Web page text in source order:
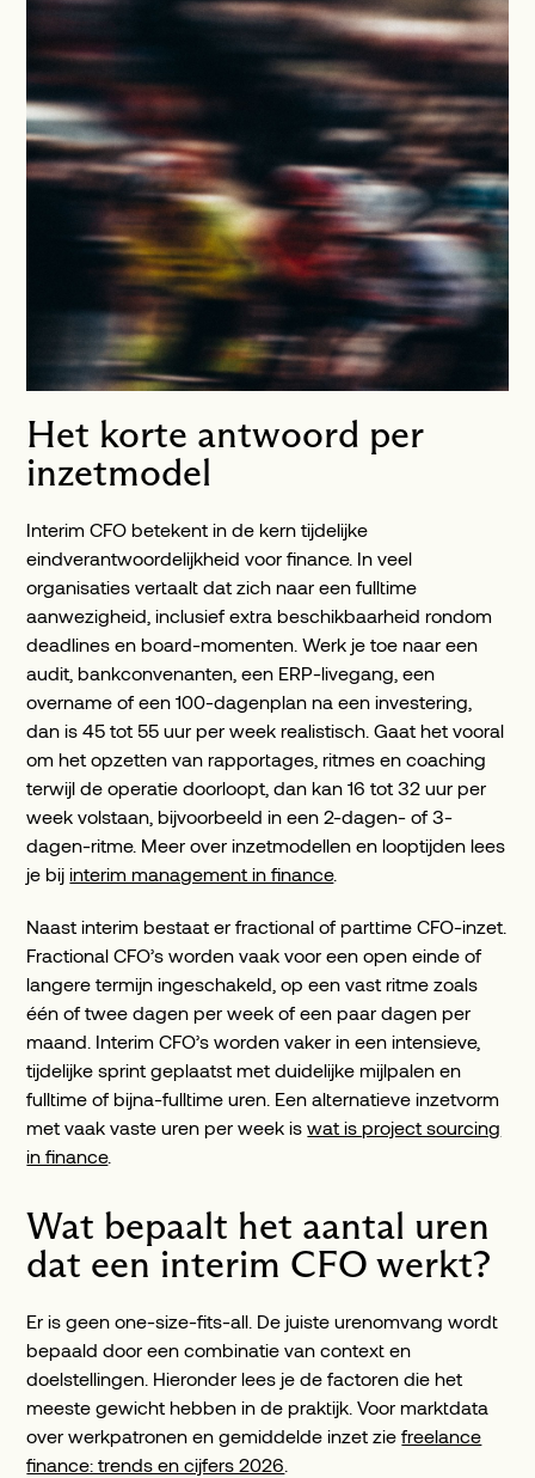
Het korte antwoord per
inzetmodel
Interim CFO betekent in de kern tijdelijke
eindverantwoordelijkheid voor finance. In veel
organisaties vertaalt dat zich naar een fulltime
aanwezigheid, inclusief extra beschikbaarheid rondom
deadlines en board-momenten. Werk je toe naar een
audit, bankconvenanten, een ERP-livegang, een
overname of een 100-dagenplan na een investering,
dan is 45 tot 55 uur per week realistisch. Gaat het vooral
om het opzetten van rapportages, ritmes en coaching
terwijl de operatie doorloopt, dan kan 16 tot 32 uur per
week volstaan, bijvoorbeeld in een 2-dagen- of 3-
dagen-ritme. Meer over inzetmodellen en looptijden lees
je bijinterim management in finance.
Naast interim bestaat er fractional of parttime CFO-inzet.
Fractional CFO’s worden vaak voor een open einde of
langere termijn ingeschakeld, op een vast ritme zoals
één of twee dagen per week of een paar dagen per
maand. Interim CFO’s worden vaker in een intensieve,
tijdelijke sprint geplaatst met duidelijke mijlpalen en
fulltime of bijna-fulltime uren. Een alternatieve inzetvorm
met vaak vaste uren per week iswat is project sourcing
in finance.
Wat bepaalt het aantal uren
dat een interim CFO werkt?
Er is geen one-size-fits-all. De juiste urenomvang wordt
bepaald door een combinatie van context en
doelstellingen. Hieronder lees je de factoren die het
meeste gewicht hebben in de praktijk. Voor marktdata
over werkpatronen en gemiddelde inzet ziefreelance
finance: trends en cijfers 2026